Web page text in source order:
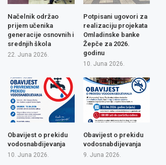
Načelnik održao
prijem učenika
generacije osnovnih i
srednjih škola
22. Juna 2026.
Potpisani ugovori za
realizaciju projekata
Omladinske banke
Žepče za 2026.
godinu
10. Juna 2026.
Obavijest o prekidu
vodosnabdijevanja
10. Juna 2026.
Obavijest o prekidu
vodosnabdijevanja
9. Juna 2026.